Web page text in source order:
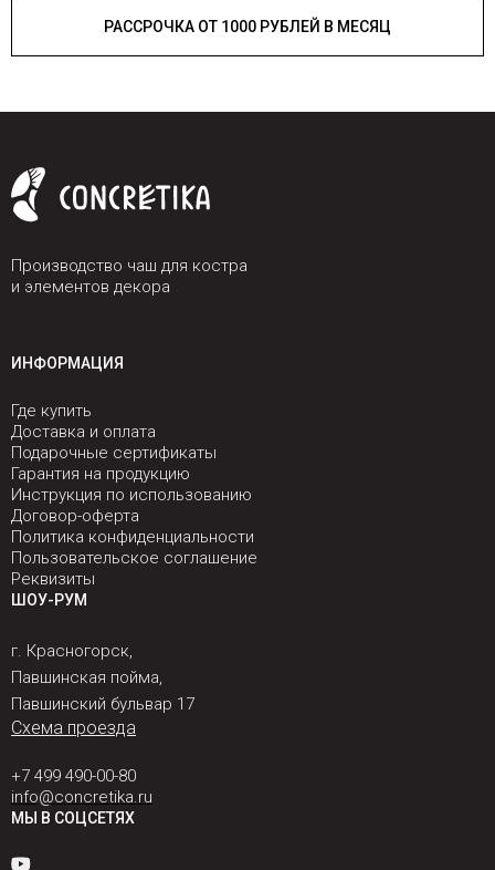
РАССРОЧКА ОТ 1000 РУБЛЕЙ В МЕСЯЦ
Производство чаш для костра
и элементов декора
ИНФОРМАЦИЯ
Где купить
Доставка и оплата
Подарочные сертификаты
Гарантия на продукцию
Инструкция по использованию
Договор-оферта
Политика конфиденциальности
Пользовательское соглашение
Реквизиты
ШОУ-РУМ
г. Красногорск,
Павшинская пойма,
Павшинский бульвар 17
Схема проезда
+7 499 490-00-80
info@concretika.ru
МЫ В СОЦСЕТЯХ